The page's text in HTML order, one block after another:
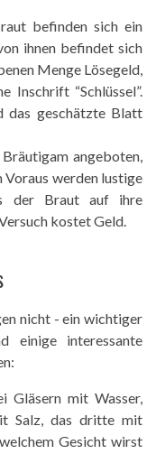
befinden sich ein
ihnen befindet sich
Menge Lösegeld,
Inschrift “Schlüssel”.
das geschätzte Blatt
angeboten,
Voraus werden lustige
der Braut auf ihre
kostet Geld.
nicht - ein wichtiger
einige interessante
Gläsern mit Wasser,
Salz, das dritte mit
​​Gesicht wirst